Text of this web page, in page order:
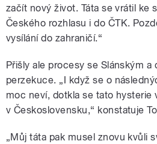
začít nový život. Táta se vrátil ke
Českého rozhlasu i do ČTK.
vysílání do zahraničí.“
Přišly ale procesy se Slánským a
perzekuce. „I když se o
moc neví, dotkla se tato hysterie
v Československu,“ konstatuje
„Můj táta pak musel znovu kvůli